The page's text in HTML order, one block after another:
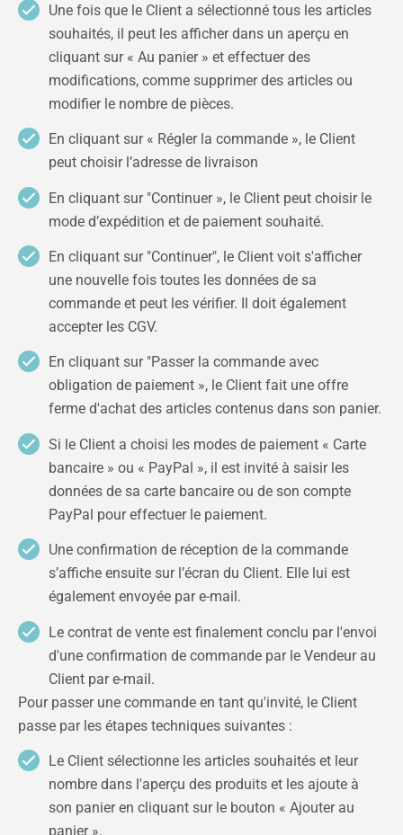
Une fois que le Client a sélectionné tous les articles
souhaités, il peut les afficher dans un aperçu en
cliquant sur « Au panier » et effectuer des
modifications, comme supprimer des articles ou
modifier le nombre de pièces.
En cliquant sur « Régler la commande », le Client
peut choisir l’adresse de livraison
En cliquant sur "Continuer », le Client peut choisir le
mode d’expédition et de paiement souhaité.
En cliquant sur "Continuer", le Client voit s'afficher
une nouvelle fois toutes les données de sa
commande et peut les vérifier. Il doit également
accepter les CGV.
En cliquant sur "Passer la commande avec
obligation de paiement », le Client fait une offre
ferme d'achat des articles contenus dans son panier.
Si le Client a choisi les modes de paiement « Carte
bancaire » ou « PayPal », il est invité à saisir les
données de sa carte bancaire ou de son compte
PayPal pour effectuer le paiement.
Une confirmation de réception de la commande
s’affiche ensuite sur l’écran du Client. Elle lui est
également envoyée par e-mail.
Le contrat de vente est finalement conclu par l'envoi
d'une confirmation de commande par le Vendeur au
Client par e-mail.
Pour passer une commande en tant qu'invité, le Client
passe par les étapes techniques suivantes :
Le Client sélectionne les articles souhaités et leur
nombre dans l'aperçu des produits et les ajoute à
son panier en cliquant sur le bouton « Ajouter au
panier ».